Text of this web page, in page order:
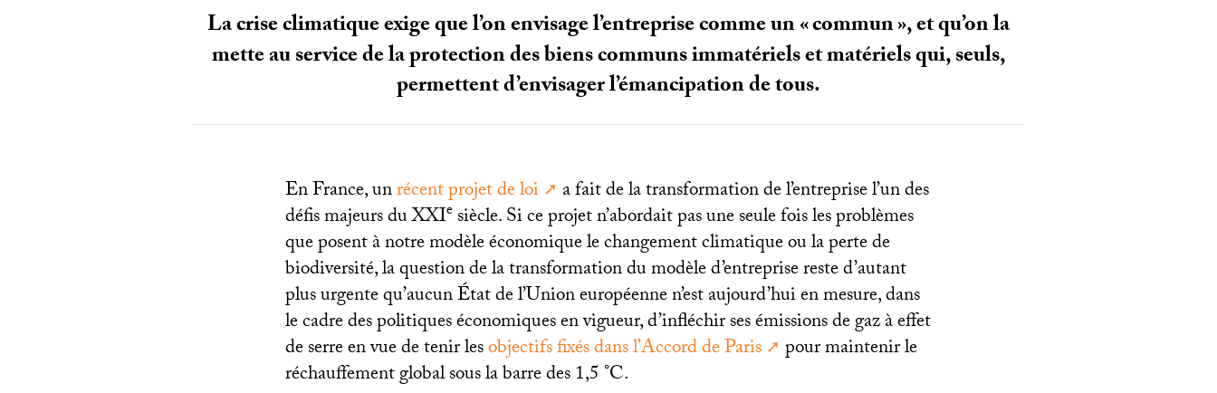
La crise climatique exige que l’on envisage l’entreprise comme un «commun», et qu’on la
mette au service de la protection des biens communs immatériels et matériels qui, seuls,
permettent d’envisager l’émancipation de tous.
En France, unrécent projet de loi
a fait de la transformation de l’entreprise l’un des
défis majeurs duXXIe siècle. Si ce projet n’abordait pas une seule fois les problèmes
que posent à notre modèle économique le changement climatique ou la perte de
biodiversité, la question de la transformation du modèle d’entreprise reste d’autant
plus urgente qu’aucun État de l’Union européenne n’est aujourd’hui en mesure, dans
le cadre des politiques économiques en vigueur, d’infléchir ses émissions de gaz à effet
de serre en vue de tenir lesobjectifs fixés dans l’Accord de Paris
pour maintenir le
réchauffement global sous la barre des 1,5 °C.